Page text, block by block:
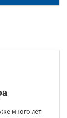
много лет